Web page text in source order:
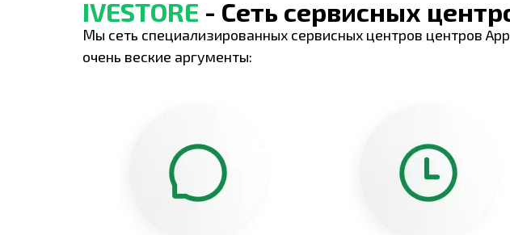
IVESTORE - Сеть сервисных
Мы сеть специализированных сервисных центров центров
очень веские аргументы: